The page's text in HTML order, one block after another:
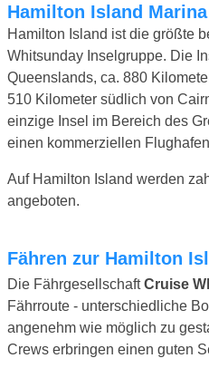
Hamilton Island
Hamilton Island ist die größte
Whitsunday Inselgruppe. Die
Queenslands, ca. 880
510 Kilometer südlich von
einzige Insel im Bereich des
einen kommerziellen
Auf Hamilton Island werden
angeboten.
Fähren zur Hamilton
Die FährgesellschaftCruise
Fährroute - unterschiedliche
angenehm wie möglich zu
Crews erbringen einen guten